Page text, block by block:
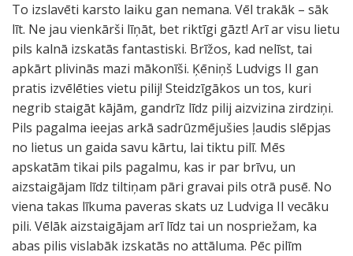
To izslavēti karsto laiku gan nemana. Vēl trakāk – sāk
līt. Ne jau vienkārši līņāt, bet riktīgi gāzt! Arī ar visu lietu
pils kalnā izskatās fantastiski. Brīžos, kad nelīst, tai
apkārt plivinās mazi mākonīši. Ķēniņš Ludvigs II gan
pratis izvēlēties vietu pilij! Steidzīgākos un tos, kuri
negrib staigāt kājām, gandrīz līdz pilij aizvizina zirdziņi.
Pils pagalma ieejas arkā sadrūzmējušies ļaudis slēpjas
no lietus un gaida savu kārtu, lai tiktu pilī. Mēs
apskatām tikai pils pagalmu, kas ir par brīvu, un
aizstaigājam līdz tiltiņam pāri gravai pils otrā pusē. No
viena takas līkuma paveras skats uz Ludviga II vecāku
pili. Vēlāk aizstaigājam arī līdz tai un nospriežam, ka
abas pilis vislabāk izskatās no attāluma. Pēc pilīm